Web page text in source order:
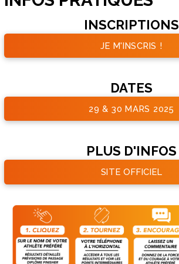
INSCRIPTIONS
JE M'INSCRIS !
DATES
29 & 30 MARS 2025
PLUS D'INFOS
SITE OFFICIEL